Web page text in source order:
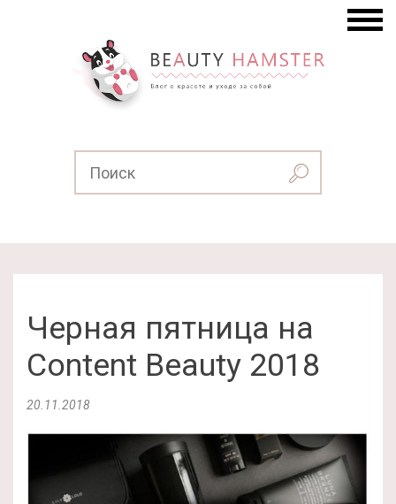
Черная пятница на
Content Beauty 2018
20.11.2018